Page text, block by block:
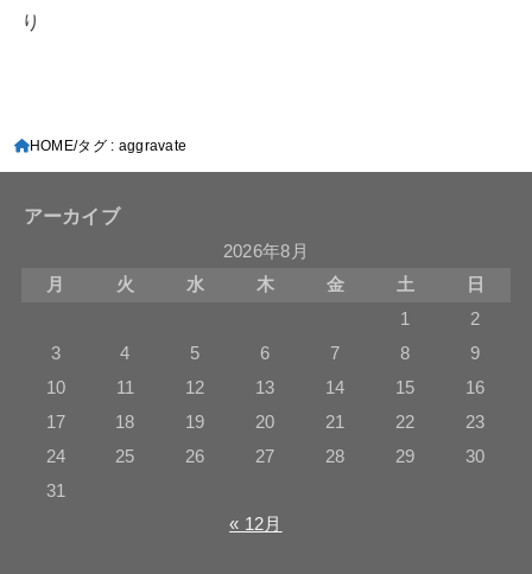
り
HOME タグ : aggravate
アーカイブ
2026年8月
月
火 水 木 金 土
日
1
2
3
4 5 6 7 8
9
10
11 12 13 14 15
16
17
18 19 20 21 22
23
24
25 26 27 28 29
30
31
« 12月